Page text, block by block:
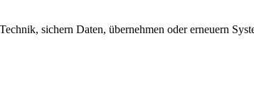
sichern Daten, übernehmen oder erneuern